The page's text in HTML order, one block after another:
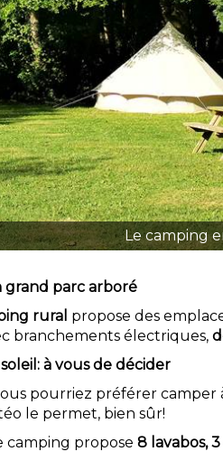
Le camping
grand parc arboré
rural propose des
branchements électriques,
à vous de décider
pourriez préférer
le permet, bien sûr!
camping propose 8 lavabos,